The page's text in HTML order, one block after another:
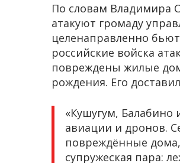
По словам Владимира
атакуют громаду
целенаправленно
российские войска
повреждены жилые
рождения. Его
«Кушугум,
авиации и дронов.
повреждённые
супружеская пара: